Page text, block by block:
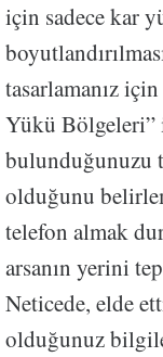
için sadece kar
tasarlamanız
Yükü Bölgeleri”
bulunduğunuzu
olduğunu
telefon almak
arsanın yerini
Neticede, elde
olduğunuz